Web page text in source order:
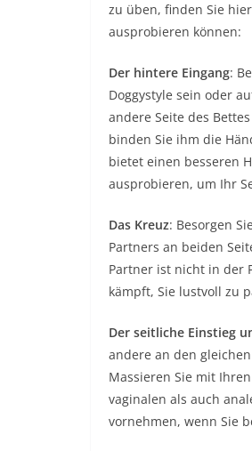
zu üben, finden Sie
ausprobieren können:
Der hintere Eingang:
Doggystyle sein oder
andere Seite des
binden Sie ihm die
bietet einen besseren
ausprobieren, um Ihr
Das Kreuz: Besorgen
Partners an beiden
Partner ist nicht in der
kämpft, Sie lustvoll zu
Der seitliche Einstieg
andere an den
Massieren Sie mit
vaginalen als auch
vornehmen, wenn Sie